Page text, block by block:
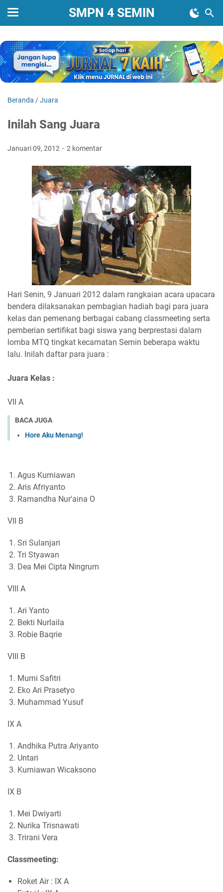
SMPN 4 SEMIN
Beranda /Juara
Inilah Sang Juara
Januari 09, 2012 2 komentar
Hari Senin, 9 Januari 2012 dalam rangkaian acara upacara
bendera dilaksanakan pembagian hadiah bagi para juara
kelas dan pemenang berbagai cabang classmeeting serta
pemberian sertifikat bagi siswa yang berprestasi dalam
lomba MTQ tingkat kecamatan Semin beberapa waktu
lalu. Inilah daftar para juara :
Juara Kelas :
VII A
BACA JUGA
Hore Aku Menang!
Agus Kurniawan
Aris Afriyanto
Ramandha Nur'aina O
VII B
Sri Sulanjari
Tri Styawan
Dea Mei Cipta Ningrum
VIII A
Ari Yanto
Bekti Nurlaila
Robie Baqrie
VIII B
Murni Safitri
Eko Ari Prasetyo
Muhammad Yusuf
IX A
Andhika Putra Ariyanto
Untari
Kurniawan Wicaksono
IX B
Mei Dwiyarti
Nurika Trisnawati
Trirani Vera
Classmeeting:
Roket Air : IX A